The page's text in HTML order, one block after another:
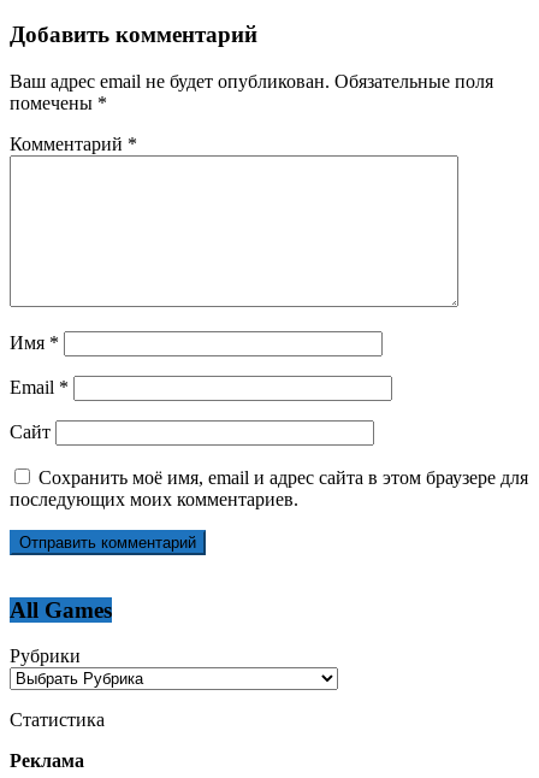
Добавить комментарий
Ваш адрес email не будет опубликован. Обязательные поля
помечены *
Комментарий *
Имя *
Email *
Сайт
Сохранить моё имя, email и адрес сайта в этом браузере для
последующих моих комментариев.
All Games
Рубрики
Статистика
Реклама